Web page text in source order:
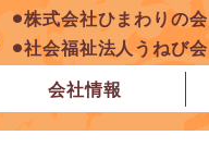
⚫︎株式会社ひまわりの会
⚫︎社会福祉法人うねび会
会社情報